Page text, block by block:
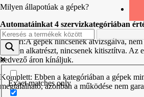
Exact matches only
Milyen állapotúak a gépek?
Automatáinkat 4 szervizkategóriában
Raktári:A gépek nincsenek átvizsgálva,
minden alkatrészt, nincsenek kitisztítva.
kedvező áron kínáljuk.
Komplett: Ebben a kategóriában a gépek
megtalálható, azonban a működése nem